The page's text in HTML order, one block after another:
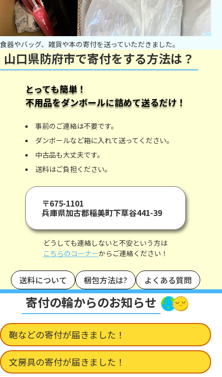
食器やバッグ、雑貨や本の寄付を送っていただきました。
山口県防府市で寄付をする方法は？
とっても簡単！
不用品をダンボールに詰めて送るだけ！
事前のご連絡は不要です。
ダンボールなど箱に入れて送ってください。
中古品も大丈夫です。
送料はご負担ください。
〒675-1101
兵庫県加古郡稲美町下草谷441-39
どうしても連絡しないと不安という方は
こちらのコーナーからご連絡ください！
送料について 梱包方法は? よくある質問
寄付の輪からのお知らせ
鞄などの寄付が届きました！
文房具の寄付が届きました！